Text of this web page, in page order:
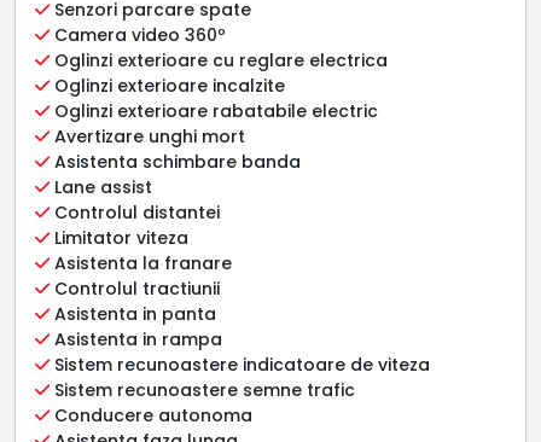
Senzori parcare spate
Camera video 360º
Oglinzi exterioare cu reglare electrica
Oglinzi exterioare incalzite
Oglinzi exterioare rabatabile electric
Avertizare unghi mort
Asistenta schimbare banda
Lane assist
Controlul distantei
Limitator viteza
Asistenta la franare
Controlul tractiunii
Asistenta in panta
Asistenta in rampa
Sistem recunoastere indicatoare de viteza
Sistem recunoastere semne trafic
Conducere autonoma